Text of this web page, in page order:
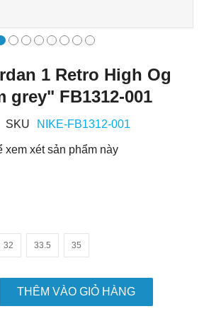
1 Retro High Og
grey" FB1312-001
SKU NIKE-FB1312-001
xem xét sản phẩm này
32 33.5 35
THÊM VÀO GIỎ HÀNG